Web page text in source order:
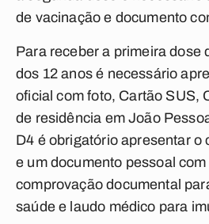
de vacinação e documento
Para receber a primeira dose
dos 12 anos é necessário
oficial com foto, Cartão SUS,
de residência em João
D4 é obrigatório apresentar o
e um documento pessoal
comprovação documental
saúde e laudo médico para